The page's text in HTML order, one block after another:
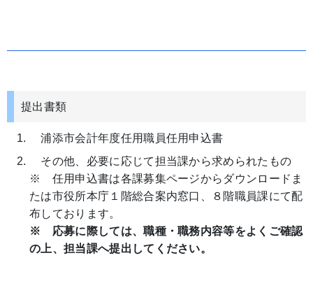
提出書類
浦添市会計年度任用職員任用申込書
その他、必要に応じて担当課から求められたもの
※ 任用申込書は各課募集ページからダウンロードま
たは市役所本庁１階総合案内窓口、８階職員課にて配
布しております。
※ 応募に際しては、職種・職務内容等をよくご確認
の上、担当課へ提出してください。